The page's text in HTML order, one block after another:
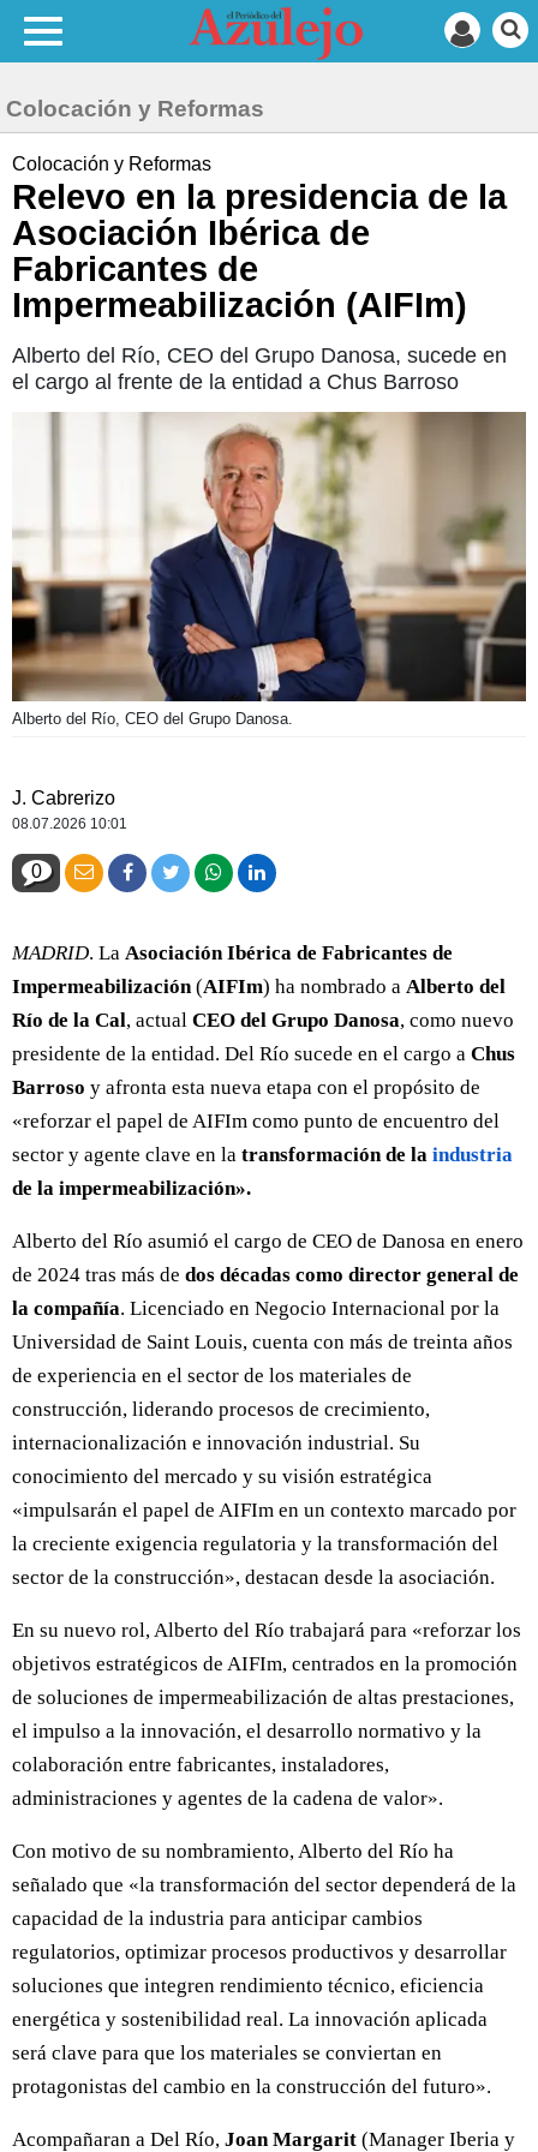
Colocación y Reformas
Colocación y Reformas
Relevo en la presidencia de la
Asociación Ibérica de
Fabricantes de
Impermeabilización (AIFIm)
Alberto del Río, CEO del Grupo Danosa, sucede en
el cargo al frente de la entidad a Chus Barroso
Alberto del Río, CEO del Grupo Danosa.
J. Cabrerizo
08.07.2026 10:01
0
MADRID. La Asociación Ibérica de Fabricantes de
Impermeabilización(AIFIm) ha nombrado a Alberto del
Río de la Cal, actual CEO del Grupo Danosa, como nuevo
presidente de la entidad. Del Río sucede en el cargo a Chus
Barroso y afronta esta nueva etapa con el propósito de
«reforzar el papel de AIFIm como punto de encuentro del
sector y agente clave en la transformación de la industria
de la impermeabilización».
Alberto del Río asumió el cargo de CEO de Danosa en enero
de 2024 tras más de dos décadas como director general de
la compañía. Licenciado en Negocio Internacional por la
Universidad de Saint Louis, cuenta con más de treinta años
de experiencia en el sector de los materiales de
construcción, liderando procesos de crecimiento,
internacionalización e innovación industrial. Su
conocimiento del mercado y su visión estratégica
«impulsarán el papel de AIFIm en un contexto marcado por
la creciente exigencia regulatoria y la transformación del
sector de la construcción», destacan desde la asociación.
En su nuevo rol, Alberto del Río trabajará para «reforzar los
objetivos estratégicos de AIFIm, centrados en la promoción
de soluciones de impermeabilización de altas prestaciones,
el impulso a la innovación, el desarrollo normativo y la
colaboración entre fabricantes, instaladores,
administraciones y agentes de la cadena de valor».
Con motivo de su nombramiento, Alberto del Río ha
señalado que «la transformación del sector dependerá de la
capacidad de la industria para anticipar cambios
regulatorios, optimizar procesos productivos y desarrollar
soluciones que integren rendimiento técnico, eficiencia
energética y sostenibilidad real. La innovación aplicada
será clave para que los materiales se conviertan en
protagonistas del cambio en la construcción del futuro».
Acompañaran a Del Río, Joan Margarit (Manager Iberia y